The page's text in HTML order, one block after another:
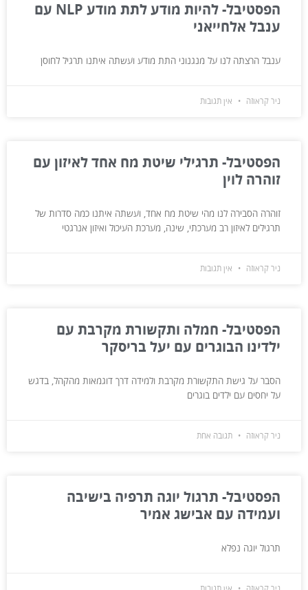
הפסטיבל- להיות מודע לתת מודע NLP עם
ענבל אלחייאני
ענבל הרצתה לנו על מנגנוני התת מודע ועשתה איתנו תרגיל לחוסן
ניר קראוזה אין תגובות
הפסטיבל- תרגילי שיטת מח אחד לאיזון עם
זוהרה לוין
זוהרה הסבירה לנו מהי שיטת מח אחד, ועשתה איתנו כמה סדרות של
תרגילים לאיזון רב מערכתי, שינה, מערכת העיכול ואיזון אנרגטי
ניר קראוזה אין תגובות
הפסטיבל- חמלה ותקשורת מקרבת עם
ילדינו הבוגרים עם יעל בריסקר
הסבר על גישת התקשורת מקרבת ולמידה דרך דוגמאות מהקהל, בדגש
על יחסים עם ילדים בוגרים
ניר קראוזה תגובה אחת
הפסטיבל- תרגול יוגה תרפיה בישיבה
ועמידה עם אבישג אמיר
תרגול יוגה נפלא